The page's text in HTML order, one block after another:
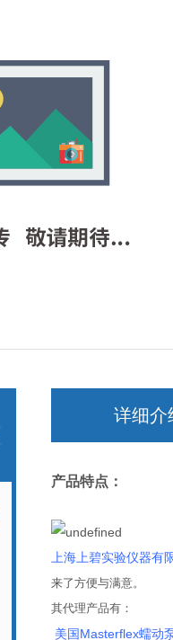
详细介
产品特点：
上海上碧实验仪器有
来了方便与满意。
其代理产品有：
美国Masterflex蠕动